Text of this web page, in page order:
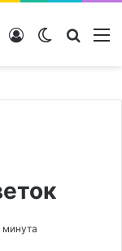
Switch skin
Войти
минута